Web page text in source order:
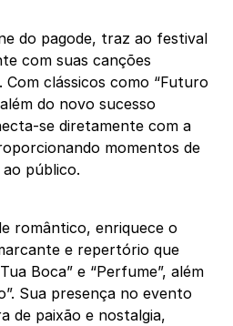
do pagode, traz ao festival
com suas canções
clássicos como “Futuro
do novo sucesso
se diretamente com a
momentos de
público.
romântico, enriquece o
e repertório que
Boca” e “Perfume”, além
Sua presença no evento
de paixão e nostalgia,